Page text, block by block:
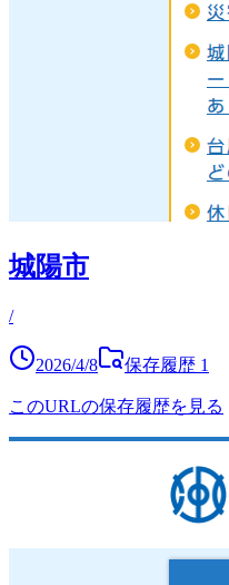
城陽市
/
2026/4/8 保存履歴 1
このURLの保存履歴を見る